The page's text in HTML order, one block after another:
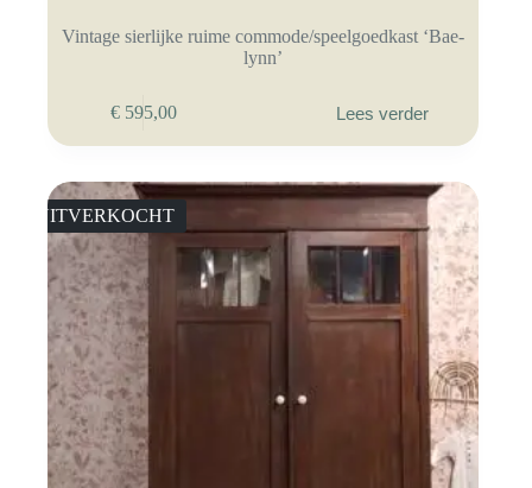
Vintage sierlijke ruime commode/speelgoedkast ‘Bae-
lynn’
€595,00 Lees verder
UITVERKOCHT